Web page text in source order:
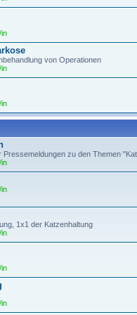
von Operationen
Pressemeldungen zu den Themen
in
in
1x1 der Katzenhaltung
in